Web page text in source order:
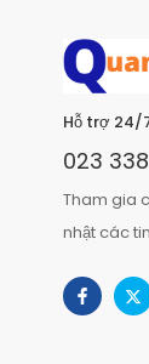
Hỗ trợ 24/
023 338
Tham gia
nhật các